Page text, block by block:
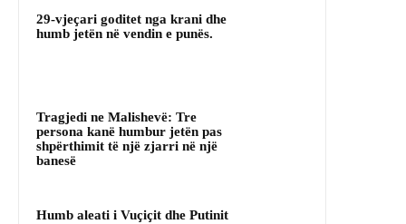
29-vjeçari goditet nga krani dhe
humb jetën në vendin e punës.
Tragjedi ne Malishevë: Tre
persona kanë humbur jetën pas
shpërthimit të një zjarri në një
banesë
Humb aleati i Vuçiçit dhe Putinit